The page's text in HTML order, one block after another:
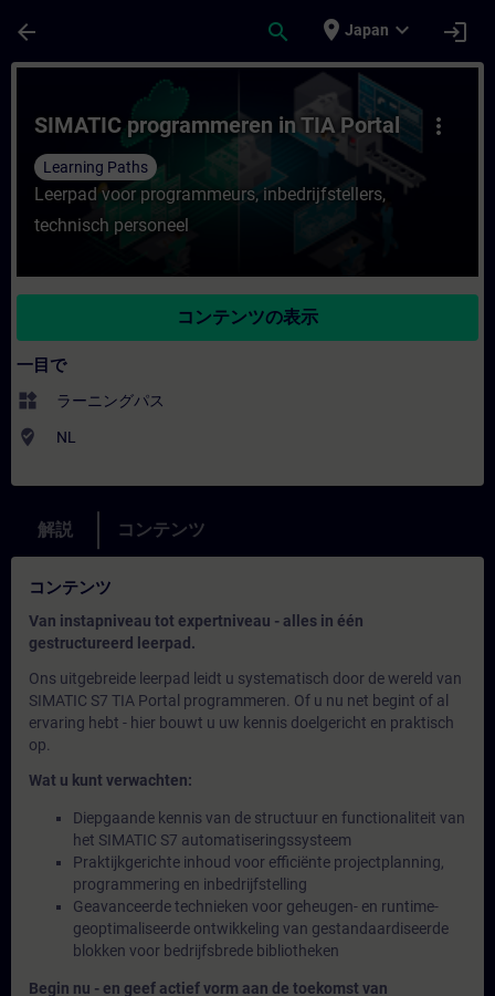
arrow_back search place Japan expand_more login
コース - SIMATIC programmeren in TIA
more_vert
SIMATIC programmeren in TIA Portal
Learning Paths
Leerpad voor programmeurs, inbedrijfstellers,
technisch personeel
コンテンツの表示
一目で
widgets ラーニングパス
where_to_vote NL
解説 コンテンツ
コンテンツ
Van instapniveau tot expertniveau - alles in één
gestructureerd leerpad.
Ons uitgebreide leerpad leidt u systematisch door de wereld van
SIMATIC S7 TIA Portal programmeren. Of u nu net begint of al
ervaring hebt - hier bouwt u uw kennis doelgericht en praktisch
op.
Wat u kunt verwachten:
Diepgaande kennis van de structuur en functionaliteit van
het SIMATIC S7 automatiseringssysteem
Praktijkgerichte inhoud voor efficiënte projectplanning,
programmering en inbedrijfstelling
Geavanceerde technieken voor geheugen- en runtime-
geoptimaliseerde ontwikkeling van gestandaardiseerde
blokken voor bedrijfsbrede bibliotheken
Begin nu - en geef actief vorm aan de toekomst van